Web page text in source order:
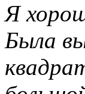
Я
Была